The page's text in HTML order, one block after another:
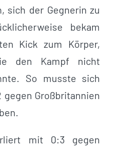
sich der Gegnerin zu
bekam
Kick zum Körper,
den Kampf nicht
So musste sich
gegen Großbritannien
mit 0:3 gegen